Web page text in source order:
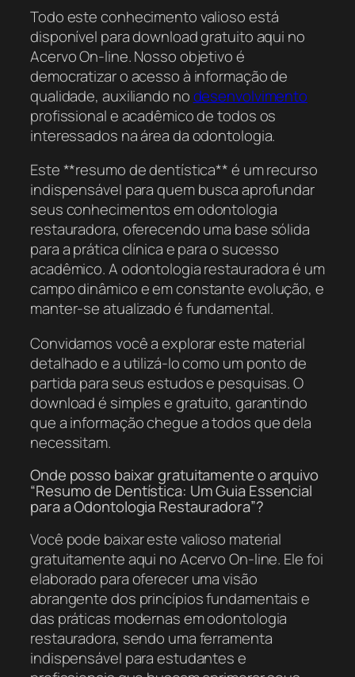
Todo este conhecimento valioso está
disponível para download gratuito aqui no
Acervo On-line. Nosso objetivo é
democratizar o acesso à informação de
qualidade, auxiliando nodesenvolvimento
profissional e acadêmico de todos os
interessados na área da odontologia.
Este **resumo de dentística** é um recurso
indispensável para quem busca aprofundar
seus conhecimentos em odontologia
restauradora, oferecendo uma base sólida
para a prática clínica e para o sucesso
acadêmico. A odontologia restauradora é um
campo dinâmico e em constante evolução, e
manter-se atualizado é fundamental.
Convidamos você a explorar este material
detalhado e a utilizá-lo como um ponto de
partida para seus estudos e pesquisas. O
download é simples e gratuito, garantindo
que a informação chegue a todos que dela
necessitam.
Onde posso baixar gratuitamente o arquivo
“Resumo de Dentística: Um Guia Essencial
para a Odontologia Restauradora”?
Você pode baixar este valioso material
gratuitamente aqui no Acervo On-line. Ele foi
elaborado para oferecer uma visão
abrangente dos princípios fundamentais e
das práticas modernas em odontologia
restauradora, sendo uma ferramenta
indispensável para estudantes e